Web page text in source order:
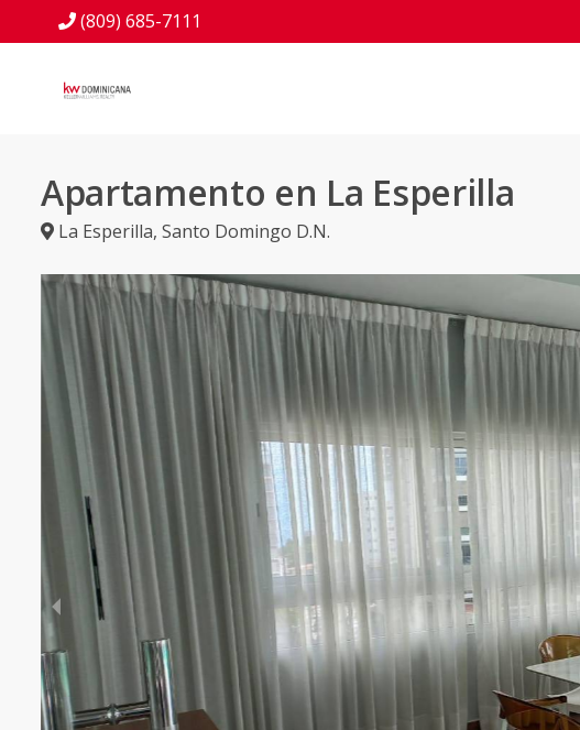
(809) 685-7111
Apartamento en La Esperilla
La Esperilla, Santo Domingo D.N.